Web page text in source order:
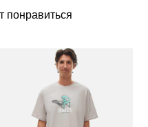
понравиться